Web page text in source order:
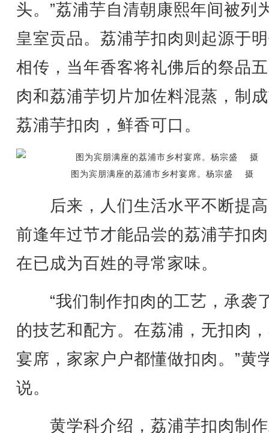
头。”荔浦芋自清朝康熙年间被列
皇室贡品。荔浦芋扣肉则起源于
相传，当年香客将礼佛后的祭品
肉和荔浦芋切片加佐料混蒸，制
荔浦芋扣肉，鲜香可口。
图为宾朋满座的荔浦市乡村宴席。杨宗盛 摄
后来，人们生活水平不断提
前逢年过节才能品尝的荔浦芋扣
在已成为百姓的寻常家味。
“我们制作扣肉的工艺，承袭
的技艺和配方。在荔浦，无扣肉
宴席，家家户户都懂做扣肉。”黄
说。
黄学科介绍，荔浦芋扣肉制